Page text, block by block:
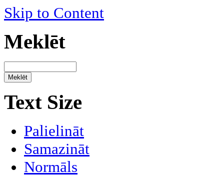
Skip to Content
Meklēt
Text Size
Palielināt
Samazināt
Normāls